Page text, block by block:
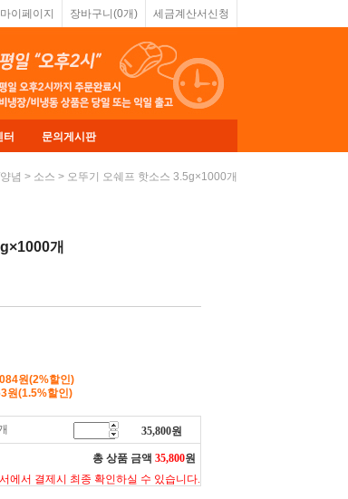
마이페이지 장바구니(0개) 세금계산서신청
터 문의게시판
념 > 소스 > 오뚜기 오쉐프 핫소스 3.5g×1000개
개
원(2%할인)
원(1.5%할인)
35,800원
총 상품 금액 35,800원
에서 결제시 최종 확인하실 수 있습니다.